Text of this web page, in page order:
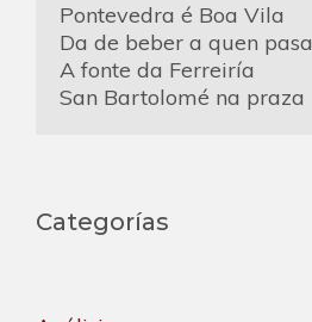
Pontevedra é Boa Vila
Da de beber a quen pasa
A fonte da Ferreiría
San Bartolomé na praza
Categorías